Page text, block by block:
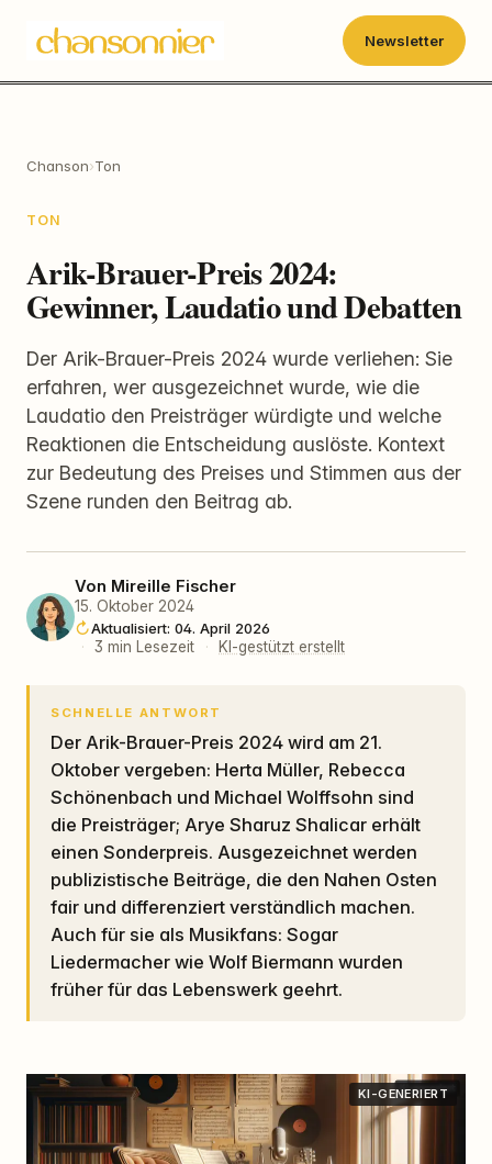
Newsletter
Chanson›Ton
TON
Arik-Brauer-Preis 2024:
Gewinner, Laudatio und Debatten
Der Arik-Brauer-Preis 2024 wurde verliehen: Sie
erfahren, wer ausgezeichnet wurde, wie die
Laudatio den Preisträger würdigte und welche
Reaktionen die Entscheidung auslöste. Kontext
zur Bedeutung des Preises und Stimmen aus der
Szene runden den Beitrag ab.
Von Mireille Fischer
15. Oktober 2024
Aktualisiert: 04. April 2026
·
3 min Lesezeit · KI-gestützt erstellt
SCHNELLE ANTWORT
Der Arik-Brauer-Preis 2024 wird am 21.
Oktober vergeben: Herta Müller, Rebecca
Schönenbach und Michael Wolffsohn sind
die Preisträger; Arye Sharuz Shalicar erhält
einen Sonderpreis. Ausgezeichnet werden
publizistische Beiträge, die den Nahen Osten
fair und differenziert verständlich machen.
Auch für sie als Musikfans: Sogar
Liedermacher wie Wolf Biermann wurden
früher für das Lebenswerk geehrt.
KI-GENERIERT